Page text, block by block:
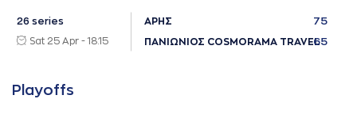
26 series
Sat 25 Apr - 18:15
ΑΡΗΣ 75
ΠΑΝΙΩΝΙΟΣ COSMORAMA TRAVEL65
Playoffs